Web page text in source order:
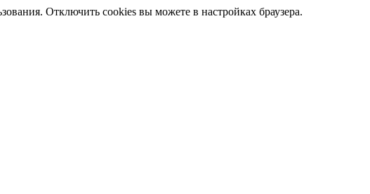
Отключить cookies вы можете в настройках браузера.